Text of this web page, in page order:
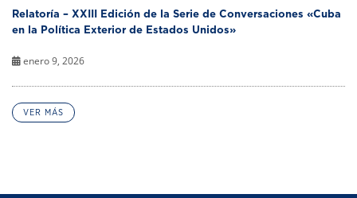
Relatoría – XXIII Edición de la Serie de Conversaciones «Cuba
en la Política Exterior de Estados Unidos»
enero 9, 2026
VER MÁS